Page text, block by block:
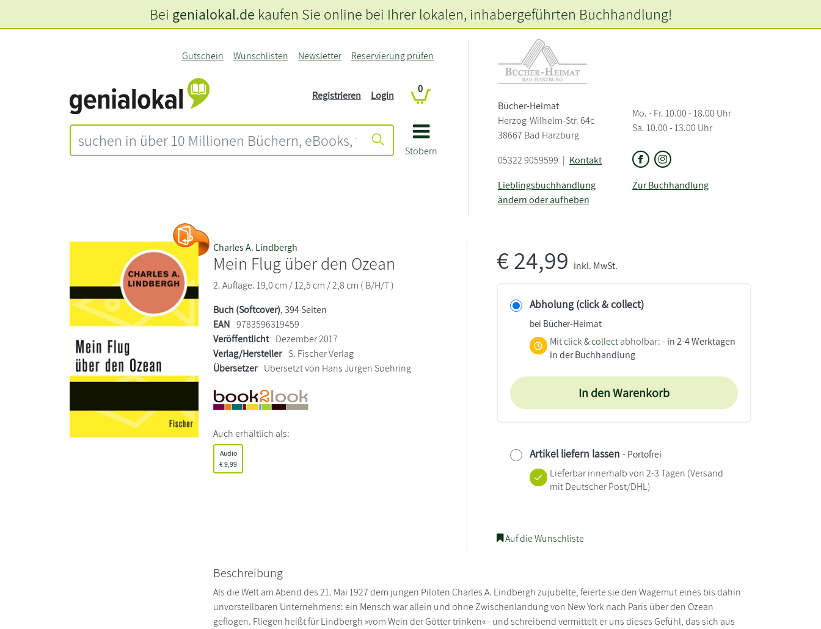
Stöbern
Gutschein Wunschlisten Newsletter Reservierung prüfen
Registrieren Login
0
Bücher-Heimat
Herzog-Wilhelm-Str. 64c
38667 Bad Harzburg
Mo. - Fr. 10.00 - 18.00 Uhr
Sa. 10.00 - 13.00 Uhr
05322 9059599 | Kontakt
Lieblingsbuchhandlung
ändern oder aufheben
Zur Buchhandlung
Bei genialokal.de kaufen Sie online bei Ihrer lokalen, inhabergeführten Buchhandlung!
Charles A. Lindbergh
Mein Flug über den Ozean
2. Auflage. 19,0 cm / 12,5 cm / 2,8 cm ( B/H/T )
Buch (Softcover), 394 Seiten
EAN 9783596319459
Veröffentlicht Dezember 2017
Verlag/Hersteller S. Fischer Verlag
Übersetzer Übersetzt von Hans Jürgen Soehring
Auch erhältlich als:
Audio
€9,99
€24,99 inkl. MwSt.
Abholung (click & collect)
bei Bücher-Heimat
Mitclick & collect abholbar:- in 2-4 Werktagen
in der Buchhandlung
In den Warenkorb
Artikel liefern lassen - Portofrei
Lieferbar innerhalb von 2-3 Tagen (Versand
mit Deutscher Post/DHL)
Auf die Wunschliste
Beschreibung
Als die Welt am Abend des 21. Mai 1927 dem jungen Piloten Charles A. Lindbergh zujubelte, feierte sie den Wagemut eines bis dahin
unvorstellbaren Unternehmens: ein Mensch war allein und ohne Zwischenlandung von New York nach Paris über den Ozean
geflogen. Fliegen heißt für Lindbergh »vom Wein der Götter trinken« - und schreibend vermittelt er uns dieses Gefühl, das sich aus